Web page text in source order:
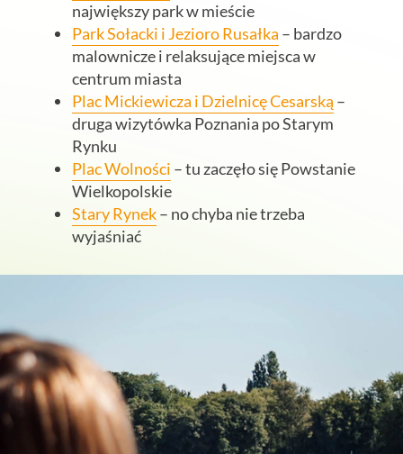
największy park w mieście
Park Sołacki i Jezioro Rusałka – bardzo
malownicze i relaksujące miejsca w
centrum miasta
Plac Mickiewicza i Dzielnicę Cesarską –
druga wizytówka Poznania po Starym
Rynku
Plac Wolności – tu zaczęło się Powstanie
Wielkopolskie
Stary Rynek– no chyba nie trzeba
wyjaśniać